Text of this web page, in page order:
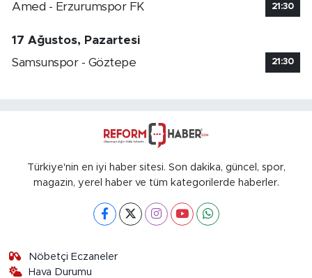
Amed - Erzurumspor FK 21:30
17 Ağustos, Pazartesi
Samsunspor - Göztepe
21:30
Türkiye'nin en iyi haber sitesi. Son dakika, güncel, spor,
magazin, yerel haber ve tüm kategorilerde haberler.
Nöbetçi Eczaneler
Hava Durumu